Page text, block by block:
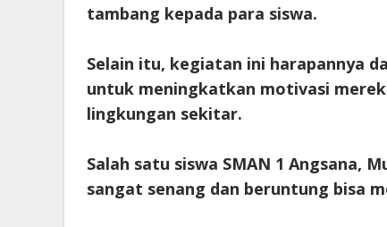
tambang kepada para siswa.
Selain itu, kegiatan ini harapannya
untuk meningkatkan motivasi
lingkungan sekitar.
Salah satu siswa SMAN 1 Angsana,
sangat senang dan beruntung bisa